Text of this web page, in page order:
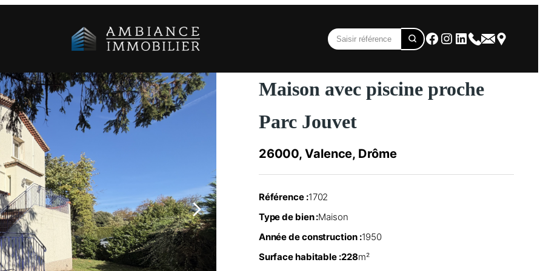
Facebook
Instagram
LinkedIn
Maison avec piscine proche
Parc Jouvet
26000, Valence, Drôme
Référence :1702
Type de bien :Maison
Année de construction :1950
Surface habitable :228m²